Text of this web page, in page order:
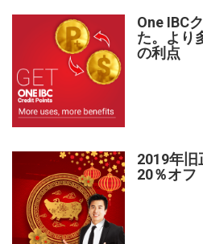
One IBC
た。より
の利点
2019年旧
20％オフ